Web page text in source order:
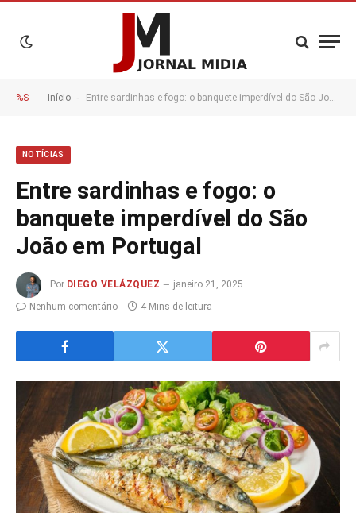
%S Início - Entre sardinhas e fogo: o banquete imperdível do São João em Portugal
NOTÍCIAS
Entre sardinhas e fogo: o
banquete imperdível do São
João em Portugal
Por DIEGO VELÁZQUEZ
janeiro 21, 2025
Nenhum comentário
4 Mins de leitura